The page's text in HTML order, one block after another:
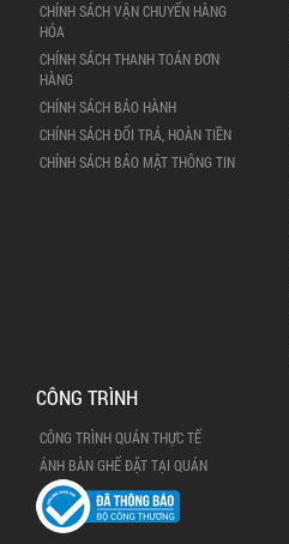
CHÍNH SÁCH VẬN CHUYỂN HÀNG
HÓA
CHÍNH SÁCH THANH TOÁN ĐƠN
HÀNG
CHÍNH SÁCH BẢO HÀNH
CHÍNH SÁCH ĐỔI TRẢ, HOÀN TIỀN
CHÍNH SÁCH BẢO MẬT THÔNG TIN
CÔNG TRÌNH
CÔNG TRÌNH QUÁN THỰC TẾ
ẢNH BÀN GHẾ ĐẶT TẠI QUÁN